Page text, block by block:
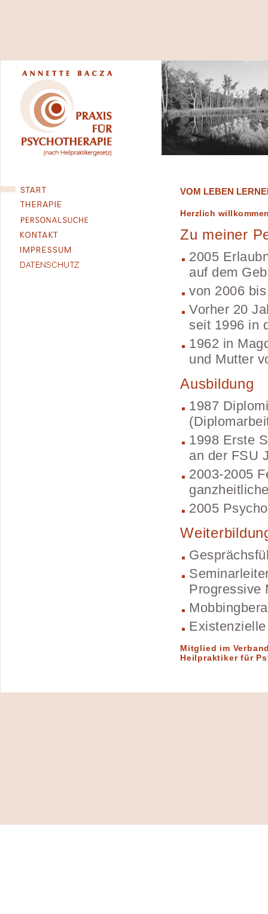
VOM LEBEN
Herzlich
Zu meiner
2005
auf dem
von 2006
Vorher 20
seit 1996 in
1962 in
und Mutter
Ausbildung
1987
1998 Erste
an der FSU
2003-2005
2005
Progressive
Mitglied im
Heilpraktiker für